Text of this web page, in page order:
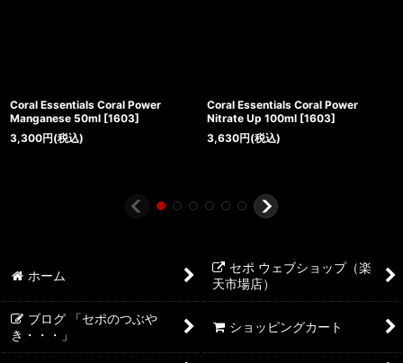
Coral Essentials Coral Power
Manganese 50ml [1603]
3,300円(税込)
Coral Essentials Coral Power
Nitrate Up 100ml [1603]
3,630円(税込)
ホーム
セポ ウェブショップ（楽
天市場店）
ブログ 「セポのつぶや
き・・・」
ショッピングカート